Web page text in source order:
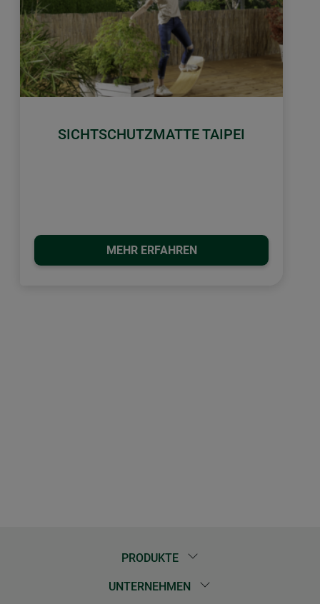
SICHTSCHUTZMATTE TAIPEI
MEHR ERFAHREN
PRODUKTE
UNTERNEHMEN